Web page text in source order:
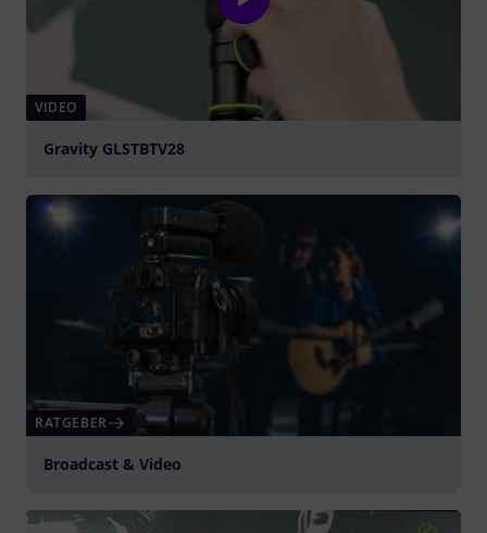
VIDEO
Gravity GLSTBTV28
RATGEBER
Broadcast & Video